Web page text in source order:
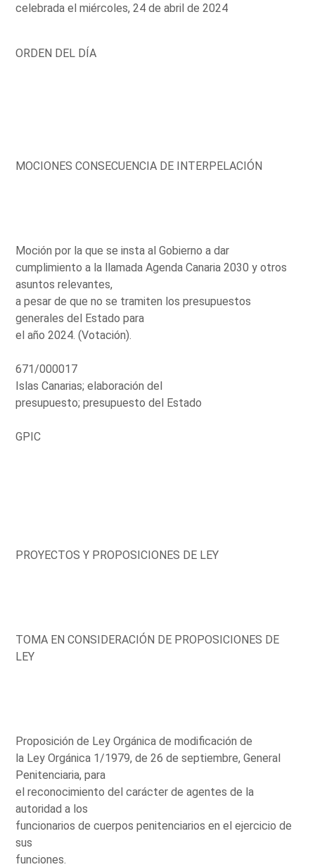
celebrada el miércoles, 24 de abril de 2024
ORDEN DEL DÍA
MOCIONES CONSECUENCIA DE INTERPELACIÓN
Moción por la que se insta al Gobierno a dar
cumplimiento a la llamada Agenda Canaria 2030 y otros
asuntos relevantes,
a pesar de que no se tramiten los presupuestos
generales del Estado para
el año 2024. (Votación).
671/000017
Islas Canarias; elaboración del
presupuesto; presupuesto del Estado
GPIC
PROYECTOS Y PROPOSICIONES DE LEY
TOMA EN CONSIDERACIÓN DE PROPOSICIONES DE
LEY
Proposición de Ley Orgánica de modificación de
la Ley Orgánica 1/1979, de 26 de septiembre, General
Penitenciaria, para
el reconocimiento del carácter de agentes de la
autoridad a los
funcionarios de cuerpos penitenciarios en el ejercicio de
sus
funciones.